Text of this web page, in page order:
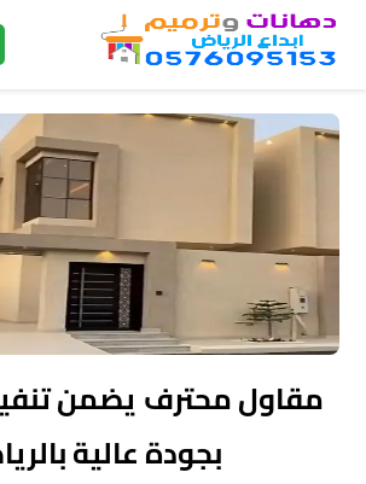
×
الرئيسية
الرياض
دهانات
الرياض
مقاول محترف يضمن
بجودة عالية